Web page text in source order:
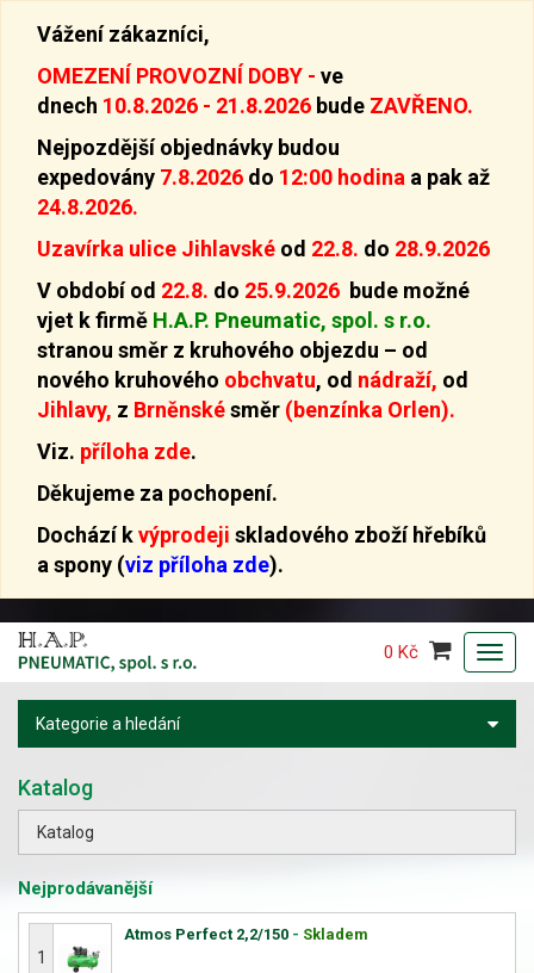
Vážení zákazníci,
OMEZENÍ PROVOZNÍ DOBY - ve
dnech 10.8.2026 - 21.8.2026 bude ZAVŘENO.
Nejpozdější objednávky budou
expedovány 7.8.2026 do 12:00 hodina a pak až
24.8.2026.
Uzavírka ulice Jihlavské od 22.8. do 28.9.2026
V období od 22.8. do 25.9.2026 bude možné
vjet k firmě H.A.P. Pneumatic, spol. s r.o.
stranou směr z kruhového objezdu – od
nového kruhového obchvatu, od nádraží, od
Jihlavy, z Brněnskésměr (benzínka Orlen).
Viz. příloha zde.
Děkujeme za pochopení.
Dochází kvýprodeji skladového zboží hřebíků
a spony (viz příloha zde).
0 Kč
Kategorie a hledání
Katalog
Katalog
Nejprodávanější
Atmos Perfect 2,2/150 - Skladem
1